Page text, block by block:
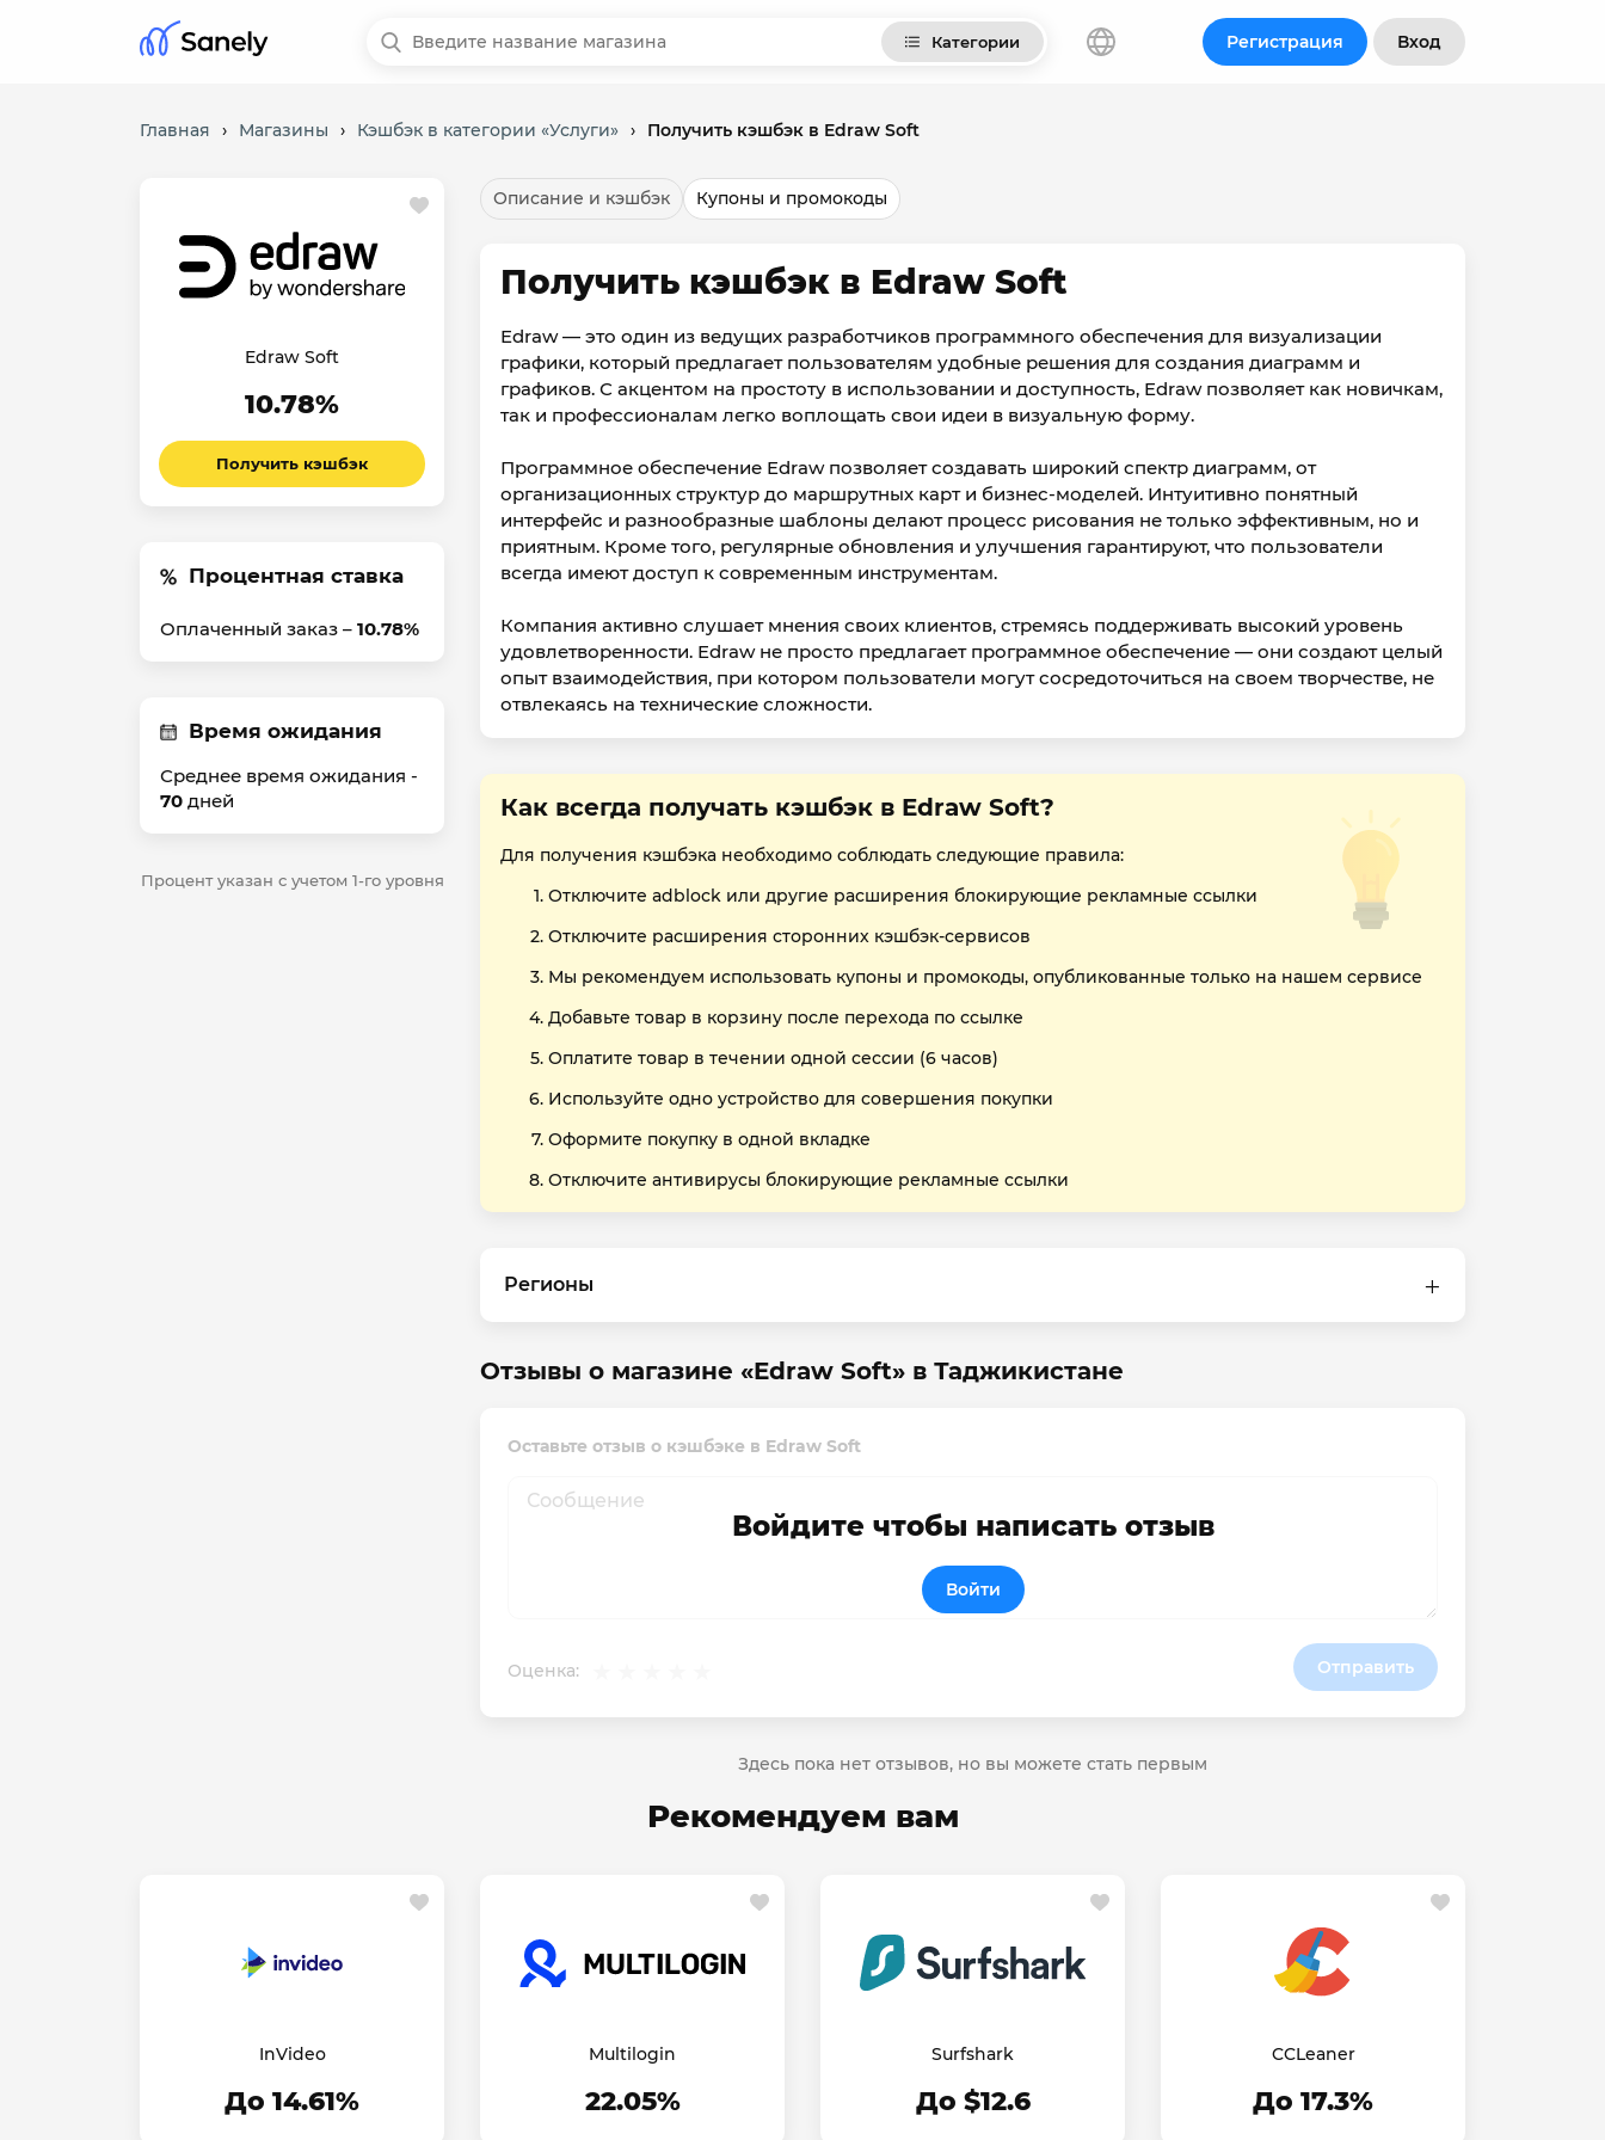
Категории Регистрация Вход
Главная › Магазины › Кэшбэк в категории «Услуги» › Получить кэшбэк в Edraw Soft
Edraw Soft
10.78%
Получить кэшбэк
Процентная ставка
Оплаченный заказ – 10.78%
Время ожидания
Среднее время ожидания -
70 дней
Процент указан с учетом 1-го уровня
Описание и кэшбэк Купоны и промокоды
Получить кэшбэк в Edraw Soft
Edraw — это один из ведущих разработчиков программного обеспечения для визуализации
графики, который предлагает пользователям удобные решения для создания диаграмм и
графиков. С акцентом на простоту в использовании и доступность, Edraw позволяет как новичкам,
так и профессионалам легко воплощать свои идеи в визуальную форму.
Программное обеспечение Edraw позволяет создавать широкий спектр диаграмм, от
организационных структур до маршрутных карт и бизнес-моделей. Интуитивно понятный
интерфейс и разнообразные шаблоны делают процесс рисования не только эффективным, но и
приятным. Кроме того, регулярные обновления и улучшения гарантируют, что пользователи
всегда имеют доступ к современным инструментам.
Компания активно слушает мнения своих клиентов, стремясь поддерживать высокий уровень
удовлетворенности. Edraw не просто предлагает программное обеспечение — они создают целый
опыт взаимодействия, при котором пользователи могут сосредоточиться на своем творчестве, не
отвлекаясь на технические сложности.
Как всегда получать кэшбэк в Edraw Soft?
Для получения кэшбэка необходимо соблюдать следующие правила:
Отключите adblock или другие расширения блокирующие рекламные ссылки
Отключите расширения сторонних кэшбэк-сервисов
Мы рекомендуем использовать купоны и промокоды, опубликованные только на нашем сервисе
Добавьте товар в корзину после перехода по ссылке
Оплатите товар в течении одной сессии (6 часов)
Используйте одно устройство для совершения покупки
Оформите покупку в одной вкладке
Отключите антивирусы блокирующие рекламные ссылки
Регионы
Отзывы о магазине «Edraw Soft» в Таджикистане
Оставьте отзыв о кэшбэке в Edraw Soft
Оценка: Отправить
Войдите чтобы написать отзыв
Войти
Здесь пока нет отзывов, но вы можете стать первым
Рекомендуем вам
InVideo
До 14.61%
Multilogin
22.05%
Surfshark
До $12.6
CCLeaner
До 17.3%